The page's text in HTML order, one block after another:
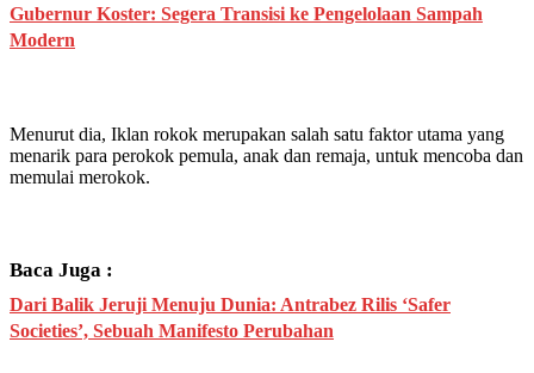
Gubernur Koster: Segera Transisi ke Pengelolaan Sampah
Modern
Menurut dia, Iklan rokok merupakan salah satu faktor utama yang
menarik para perokok pemula, anak dan remaja, untuk mencoba dan
memulai merokok.
Baca Juga :
Dari Balik Jeruji Menuju Dunia: Antrabez Rilis ‘Safer
Societies’, Sebuah Manifesto Perubahan